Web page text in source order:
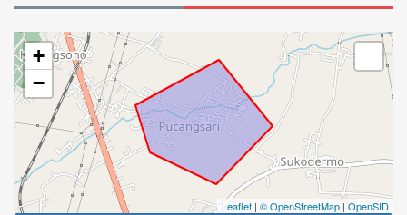
+
−
Leaflet | © OpenStreetMap | OpenSID